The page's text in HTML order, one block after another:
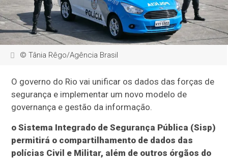
© Tânia Rêgo/Agência Brasil
O governo do Rio vai unificar os dados das forças de
segurança e implementar um novo modelo de
governança e gestão da informação.
o Sistema Integrado de Segurança Pública (Sisp)
permitirá o compartilhamento de dados das
polícias Civil e Militar, além de outros órgãos do